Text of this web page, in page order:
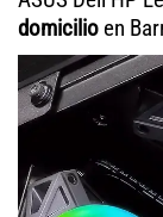
domicilio en